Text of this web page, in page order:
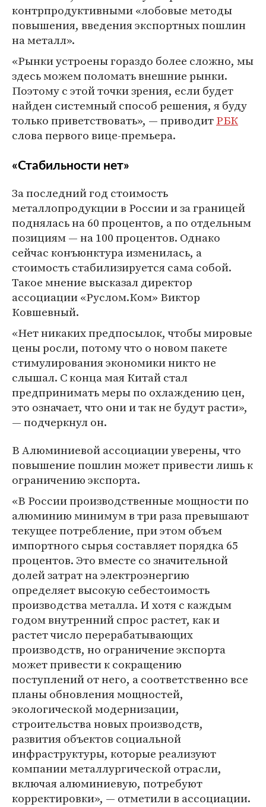
контрпродуктивными «лобовые методы
повышения, введения экспортных пошлин
на металл».
«Рынки устроены гораздо более сложно, мы
здесь можем поломать внешние рынки.
Поэтому с этой точки зрения, если будет
найден системный способ решения, я буду
только приветствовать», — приводитРБК
слова первого вице-премьера.
«Стабильности нет»
За последний год стоимость
металлопродукции в России и за границей
поднялась на 60 процентов, а по отдельным
позициям — на 100 процентов. Однако
сейчас конъюнктура изменилась, а
стоимость стабилизируется сама собой.
Такое мнение высказал директор
ассоциации «Руслом.Ком» Виктор
Ковшевный.
«Нет никаких предпосылок, чтобы мировые
цены росли, потому что о новом пакете
стимулирования экономики никто не
слышал. С конца мая Китай стал
предпринимать меры по охлаждению цен,
это означает, что они и так не будут расти»,
— подчеркнул он.
В Алюминиевой ассоциации уверены, что
повышение пошлин может привести лишь к
ограничению экспорта.
«В России производственные мощности по
алюминию минимум в три раза превышают
текущее потребление, при этом объем
импортного сырья составляет порядка 65
процентов. Это вместе со значительной
долей затрат на электроэнергию
определяет высокую себестоимость
производства металла. И хотя с каждым
годом внутренний спрос растет, как и
растет число перерабатывающих
производств, но ограничение экспорта
может привести к сокращению
поступлений от него, а соответственно все
планы обновления мощностей,
экологической модернизации,
строительства новых производств,
развития объектов социальной
инфраструктуры, которые реализуют
компании металлургической отрасли,
включая алюминиевую, потребуют
корректировки», — отметили в ассоциации.